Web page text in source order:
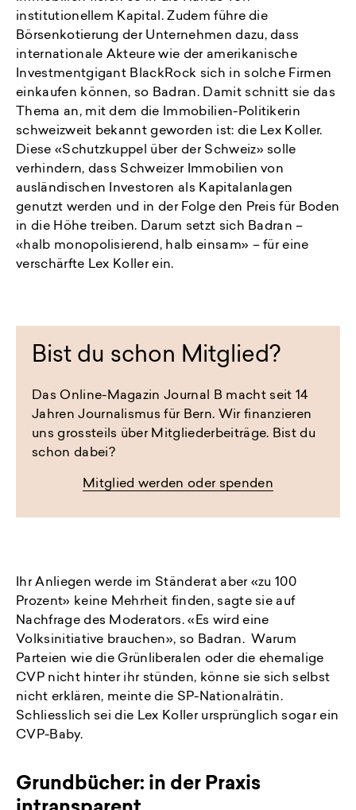
institutionellem Kapital. Zudem führe die
Börsenkotierung der Unternehmen dazu, dass
internationale Akteure wie der amerikanische
Investmentgigant BlackRock sich in solche Firmen
einkaufen können, so Badran. Damit schnitt sie das
Thema an, mit dem die Immobilien-Politikerin
schweizweit bekannt geworden ist: die Lex Koller.
Diese «Schutzkuppel über der Schweiz» solle
verhindern, dass Schweizer Immobilien von
ausländischen Investoren als Kapitalanlagen
genutzt werden und in der Folge den Preis für Boden
in die Höhe treiben. Darum setzt sich Badran –
«halb monopolisierend, halb einsam» – für eine
verschärfte Lex Koller ein.
Bist du schon Mitglied?
Das Online-Magazin Journal B macht seit 14
Jahren Journalismus für Bern. Wir finanzieren
uns grossteils über Mitgliederbeiträge. Bist du
schon dabei?
Mitglied werden oder spenden
Ihr Anliegen werde im Ständerat aber «zu 100
Prozent» keine Mehrheit finden, sagte sie auf
Nachfrage des Moderators. «Es wird eine
Volksinitiative brauchen», so Badran. Warum
Parteien wie die Grünliberalen oder die ehemalige
CVP nicht hinter ihr stünden, könne sie sich selbst
nicht erklären, meinte die SP-Nationalrätin.
Schliesslich sei die Lex Koller ursprünglich sogar ein
CVP-Baby.
Grundbücher: in der Praxis